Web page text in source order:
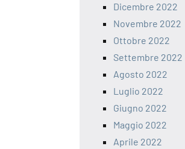
Dicembre 2022
Novembre 2022
Ottobre 2022
Settembre 2022
Agosto 2022
Luglio 2022
Giugno 2022
Maggio 2022
Aprile 2022